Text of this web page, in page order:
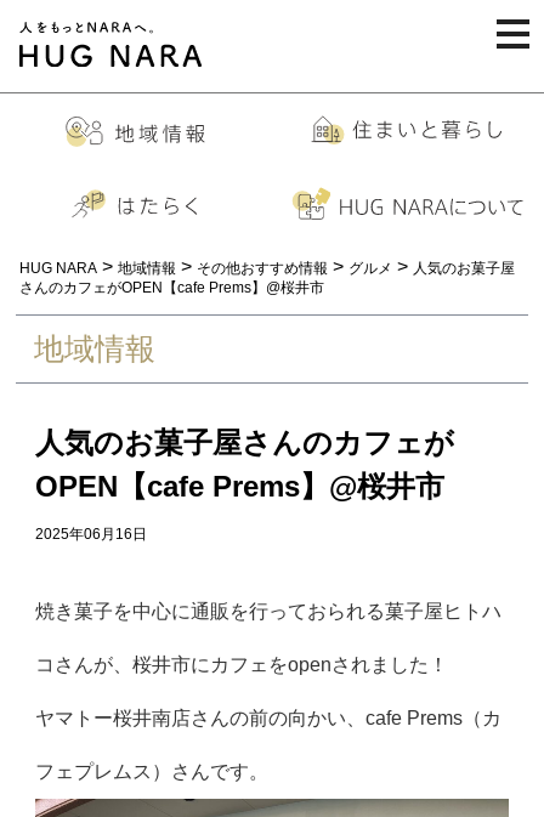
HUG NARA > 地域情報 > その他おすすめ情報 > グルメ > 人気のお菓子屋
さんのカフェがOPEN【cafe Prems】@桜井市
地域情報
人気のお菓子屋さんのカフェが
OPEN【cafe Prems】@桜井市
2025年06月16日
焼き菓子を中心に通販を行っておられる菓子屋ヒトハ
コさんが、桜井市にカフェをopenされました！
ヤマトー桜井南店さんの前の向かい、cafe Prems（カ
フェプレムス）さんです。